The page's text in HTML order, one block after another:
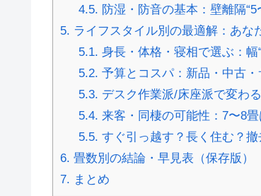
4.5. 防湿・防音の基本：壁離隔
5. ライフスタイル別の最適解：あな
5.1. 身長・体格・寝相で選ぶ：幅
5.2. 予算とコスパ：新品・中古・
5.3. デスク作業派/床座派で変わ
5.4. 来客・同棲の可能性：7〜8
5.5. すぐ引っ越す？長く住む？
6. 畳数別の結論・早見表（保存版）
7. まとめ